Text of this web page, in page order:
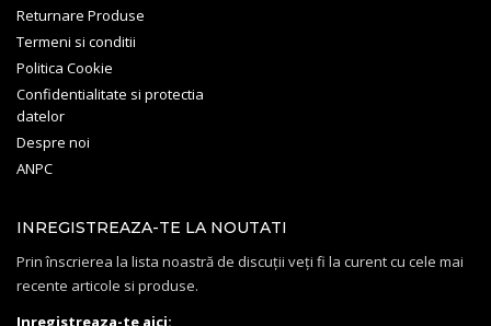
Returnare Produse
Termeni si conditii
Politica Cookie
Confidentialitate si protectia
datelor
Despre noi
ANPC
INREGISTREAZA-TE LA NOUTATI
Prin înscrierea la lista noastră de discuții veți fi la curent cu cele mai
recente articole si produse.
Inregistreaza-te aici: